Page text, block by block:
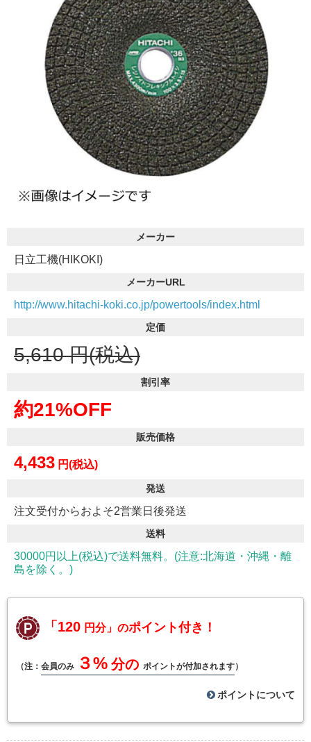
メーカー
日立工機(HIKOKI)
メーカーURL
http://www.hitachi-koki.co.jp/powertools/index.html
定価
5,610 円(税込)
割引率
約21%OFF
販売価格
4,433 円(税込)
発送
注文受付からおよそ2営業日後発送
送料
30000円以上(税込)で送料無料。(注意:北海道・沖縄・離
島を除く。)
「120 円分」のポイント付き！
（注： 会員のみ ３% 分の ポイントが付加されます）
ポイントについて